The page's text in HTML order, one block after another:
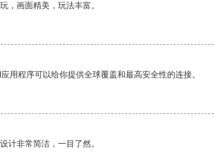
，画面精美，玩法丰富。
用程序可以给你提供全球覆盖和最高安全性的连接。
计非常简洁，一目了然。